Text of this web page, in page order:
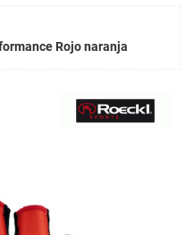
Rojo naranja